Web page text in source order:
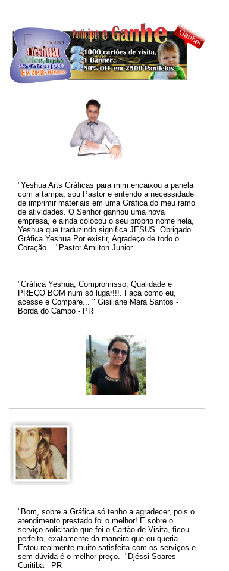
"Yeshua Arts Gráficas para mim encaixou a panela
com a tampa, sou Pastor e entendo a necessidade
de imprimir materiais em uma Gráfica do meu ramo
de atividades. O Senhor ganhou uma nova
empresa, e ainda colocou o seu próprio nome nela,
Yeshua que traduzindo significa JESUS. Obrigado
Gráfica Yeshua Por existir, Agradeço de todo o
Coração... "Pastor Amilton Junior
"Gráfica Yeshua, Compromisso, Qualidade e
PREÇO BOM num só lugar!!!. Faça como eu,
acesse e Compare... " Gisiliane Mara Santos -
Borda do Campo - PR
"Bom, sobre a Gráfica só tenho a agradecer, pois o
atendimento prestado foi o melhor! E sobre o
serviço solicitado que foi o Cartão de Visita, ficou
perfeito, exatamente da maneira que eu queria.
Estou realmente muito satisfeita com os serviços e
sem dúvida é o melhor preço. " Djéssi Soares -
Curitiba - PR